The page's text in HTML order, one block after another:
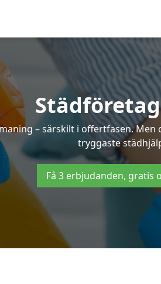
– särskilt i offertfasen.
tryggaste
Få 3 erbjudanden, gratis